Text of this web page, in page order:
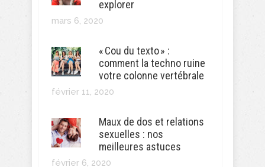
explorer
mars 6, 2020
« Cou du texto » :
comment la techno ruine
votre colonne vertébrale
février 11, 2020
Maux de dos et relations
sexuelles : nos
meilleures astuces
février 6, 2020